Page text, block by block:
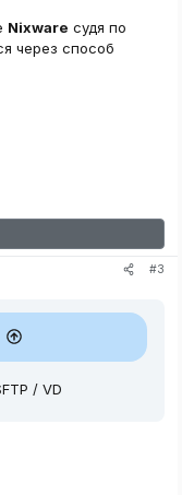
Nixware судя по
через способ
#3
/ VD